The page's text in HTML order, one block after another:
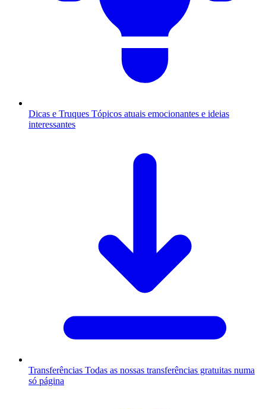
Dicas e Truques Tópicos atuais emocionantes e ideias
interessantes
Transferências Todas as nossas transferências gratuitas numa
só página